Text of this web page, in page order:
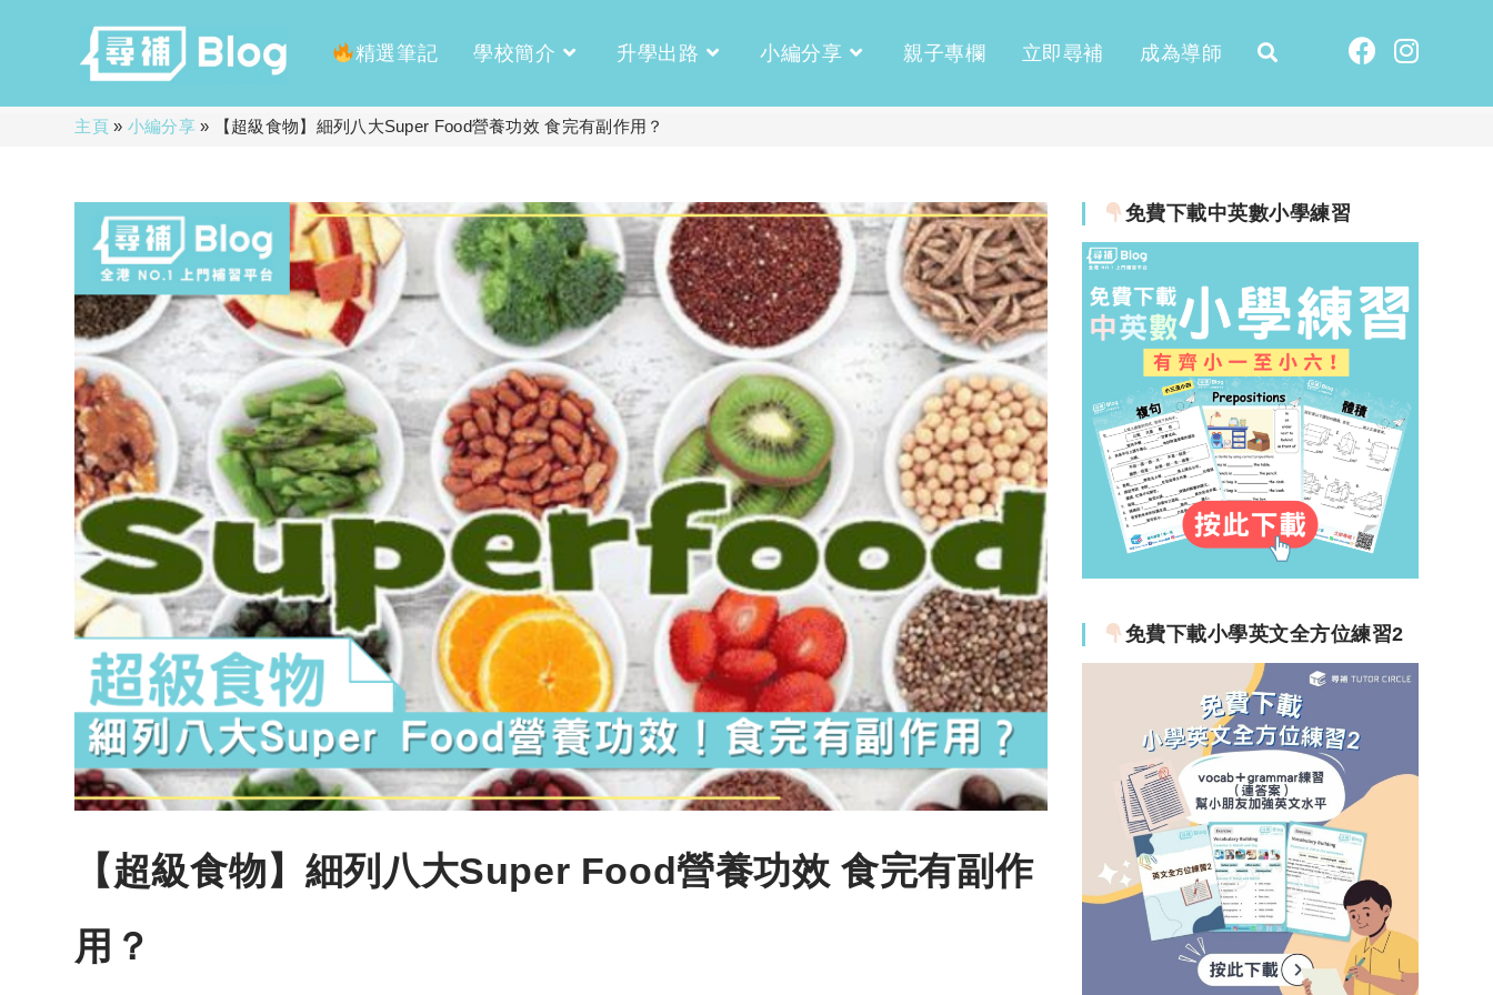
精選筆記 學校簡介 升學出路 小編分享 親子專欄 立即尋補 成為導師
主頁» 小編分享» 【超級食物】細列八大Super Food營養功效 食完有副作用？
【超級食物】細列八大Super Food營養功效 食完有副作
用？
免費下載中英數小學練習
免費下載小學英文全方位練習2